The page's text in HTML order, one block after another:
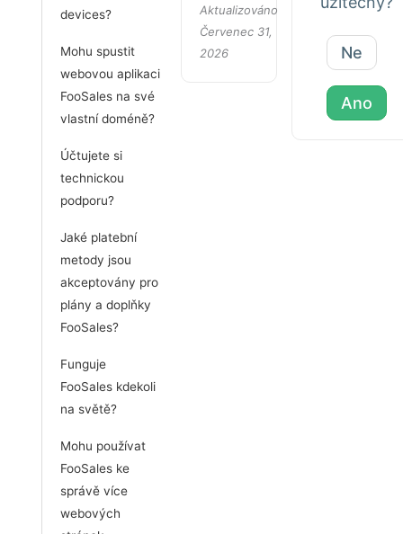
devices?
Mohu spustit
webovou aplikaci
FooSales na své
vlastní doméně?
Účtujete si
technickou
podporu?
Jaké platební
metody jsou
akceptovány pro
plány a doplňky
FooSales?
Funguje
FooSales kdekoli
na světě?
Mohu používat
FooSales ke
správě více
webových
Aktualizováno
Červenec 31,
2026
Ne
Ano